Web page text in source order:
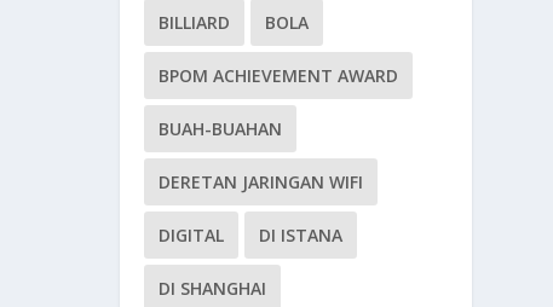
BILLIARD BOLA
BPOM ACHIEVEMENT AWARD
BUAH-BUAHAN
DERETAN JARINGAN WIFI
DIGITAL DI ISTANA
DI SHANGHAI